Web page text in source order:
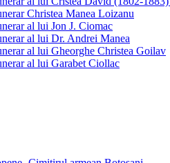
Christea Manea Loizanu
al lui Jon J. Ciomac
al lui Dr. Andrei Manea
al lui Gheorghe Christea Goilav
al lui Garabet Ciollac